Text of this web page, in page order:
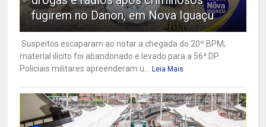
fugirem no Danon, em Nova Iguaçu
Suspeitos escaparam ao notar a chegada do 20º BPM;
material ilícito foi abandonado e levado para a 56ª DP
Policiais militares apreenderam u...
Leia Mais